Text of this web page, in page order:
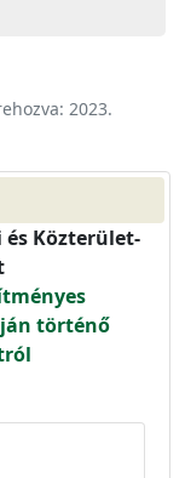
2023.
Közterület-
történő